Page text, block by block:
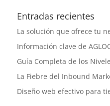
Entradas recientes
La solución que ofrece tu
Información clave de
Guía Completa de los
La Fiebre del Inbound
Diseño web efectivo para